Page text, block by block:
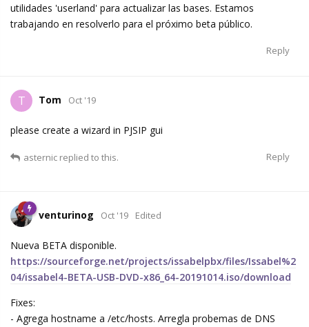
utilidades 'userland' para actualizar las bases. Estamos
trabajando en resolverlo para el próximo beta público.
Reply
T Tom Oct '19
please create a wizard in PJSIP gui
Reply
asternic replied to this.
venturinog Oct '19 Edited
Nueva BETA disponible.
https://sourceforge.net/projects/issabelpbx/files/Issabel%2
04/issabel4-BETA-USB-DVD-x86_64-20191014.iso/download
Fixes:
- Agrega hostname a /etc/hosts. Arregla probemas de DNS